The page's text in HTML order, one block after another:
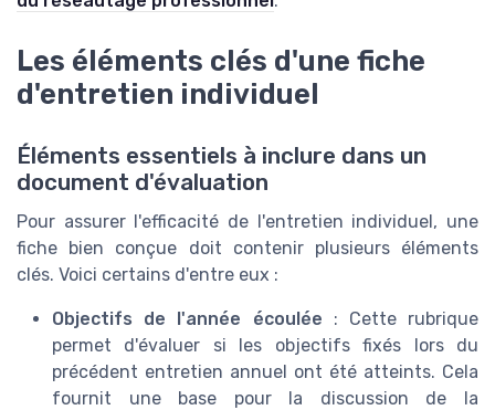
Les éléments clés d'une fiche
d'entretien individuel
Éléments essentiels à inclure dans un
document d'évaluation
Pour assurer l'efficacité de l'entretien individuel, une
fiche bien conçue doit contenir plusieurs éléments
clés. Voici certains d'entre eux :
Objectifs de l'année écoulée : Cette rubrique
permet d'évaluer si les objectifs fixés lors du
précédent entretien annuel ont été atteints. Cela
fournit une base pour la discussion de la